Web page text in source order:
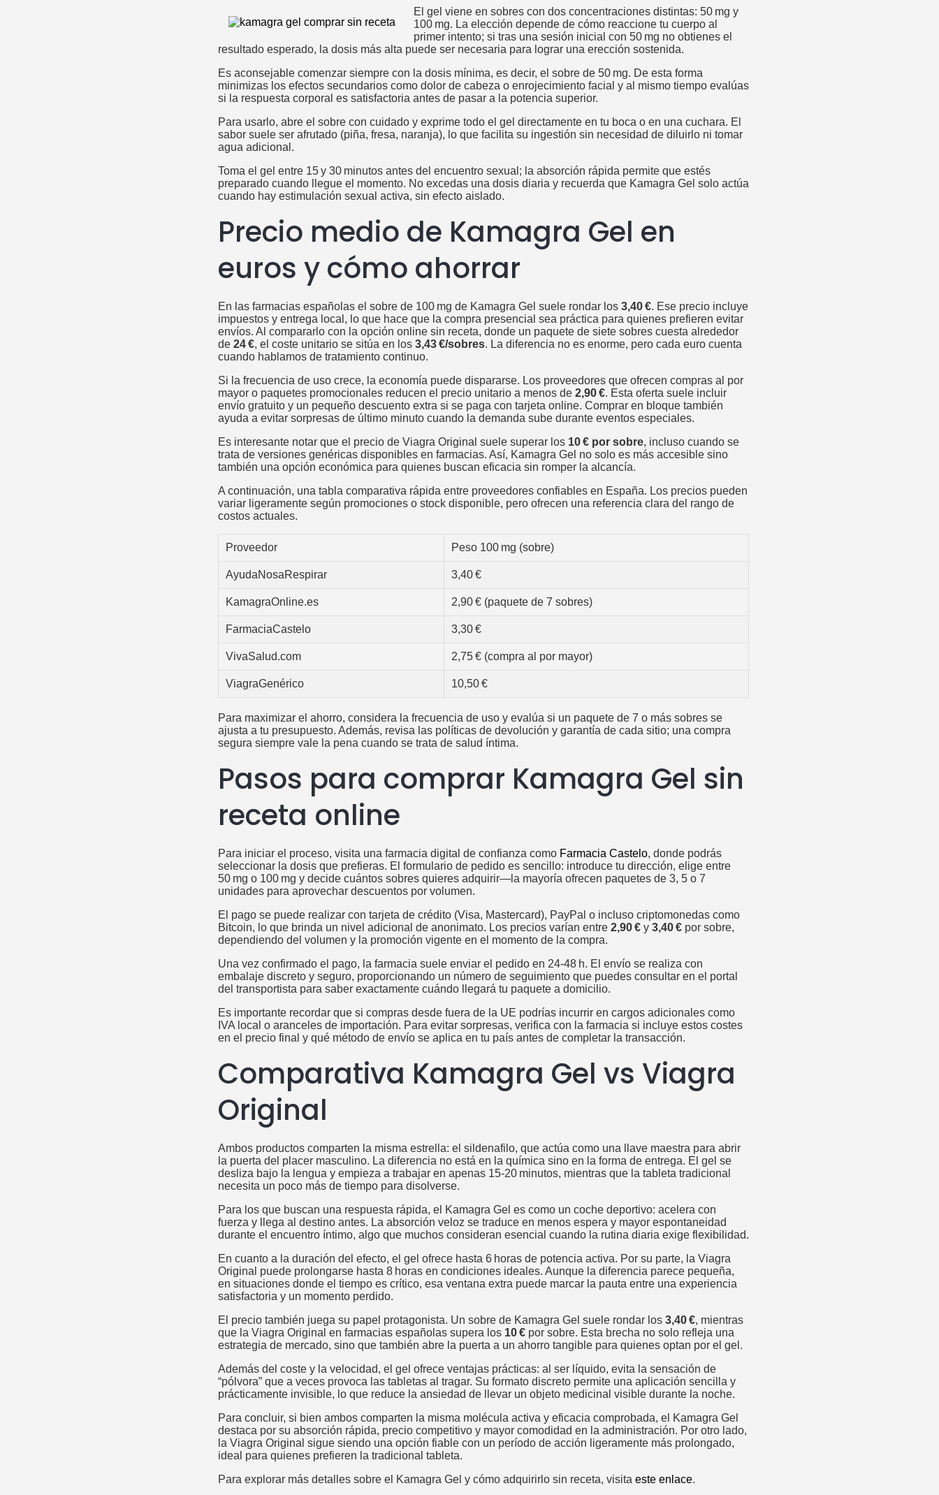
El gel viene en sobres con dos concentraciones distintas: 50 mg y
100 mg. La elección depende de cómo reaccione tu cuerpo al
primer intento; si tras una sesión inicial con 50 mg no obtienes el
resultado esperado, la dosis más alta puede ser necesaria para lograr una erección sostenida.
Es aconsejable comenzar siempre con la dosis mínima, es decir, el sobre de 50 mg. De esta forma
minimizas los efectos secundarios como dolor de cabeza o enrojecimiento facial y al mismo tiempo evalúas
si la respuesta corporal es satisfactoria antes de pasar a la potencia superior.
Para usarlo, abre el sobre con cuidado y exprime todo el gel directamente en tu boca o en una cuchara. El
sabor suele ser afrutado (piña, fresa, naranja), lo que facilita su ingestión sin necesidad de diluirlo ni tomar
agua adicional.
Toma el gel entre 15 y 30 minutos antes del encuentro sexual; la absorción rápida permite que estés
preparado cuando llegue el momento. No excedas una dosis diaria y recuerda que Kamagra Gel solo actúa
cuando hay estimulación sexual activa, sin efecto aislado.
Precio medio de Kamagra Gel en
euros y cómo ahorrar
En las farmacias españolas el sobre de 100 mg de Kamagra Gel suele rondar los 3,40 €. Ese precio incluye
impuestos y entrega local, lo que hace que la compra presencial sea práctica para quienes prefieren evitar
envíos. Al compararlo con la opción online sin receta, donde un paquete de siete sobres cuesta alrededor
de 24 €, el coste unitario se sitúa en los 3,43 €/sobres. La diferencia no es enorme, pero cada euro cuenta
cuando hablamos de tratamiento continuo.
Si la frecuencia de uso crece, la economía puede dispararse. Los proveedores que ofrecen compras al por
mayor o paquetes promocionales reducen el precio unitario a menos de 2,90 €. Esta oferta suele incluir
envío gratuito y un pequeño descuento extra si se paga con tarjeta online. Comprar en bloque también
ayuda a evitar sorpresas de último minuto cuando la demanda sube durante eventos especiales.
Es interesante notar que el precio de Viagra Original suele superar los 10 € por sobre, incluso cuando se
trata de versiones genéricas disponibles en farmacias. Así, Kamagra Gel no solo es más accesible sino
también una opción económica para quienes buscan eficacia sin romper la alcancía.
A continuación, una tabla comparativa rápida entre proveedores confiables en España. Los precios pueden
variar ligeramente según promociones o stock disponible, pero ofrecen una referencia clara del rango de
costos actuales.
Proveedor Peso 100 mg (sobre)
AyudaNosaRespirar 3,40 €
KamagraOnline.es 2,90 € (paquete de 7 sobres)
FarmaciaCastelo 3,30 €
VivaSalud.com 2,75 € (compra al por mayor)
ViagraGenérico 10,50 €
Para maximizar el ahorro, considera la frecuencia de uso y evalúa si un paquete de 7 o más sobres se
ajusta a tu presupuesto. Además, revisa las políticas de devolución y garantía de cada sitio; una compra
segura siempre vale la pena cuando se trata de salud íntima.
Pasos para comprar Kamagra Gel sin
receta online
Para iniciar el proceso, visita una farmacia digital de confianza como Farmacia Castelo, donde podrás
seleccionar la dosis que prefieras. El formulario de pedido es sencillo: introduce tu dirección, elige entre
50 mg o 100 mg y decide cuántos sobres quieres adquirir—la mayoría ofrecen paquetes de 3, 5 o 7
unidades para aprovechar descuentos por volumen.
El pago se puede realizar con tarjeta de crédito (Visa, Mastercard), PayPal o incluso criptomonedas como
Bitcoin, lo que brinda un nivel adicional de anonimato. Los precios varían entre 2,90 € y 3,40 € por sobre,
dependiendo del volumen y la promoción vigente en el momento de la compra.
Una vez confirmado el pago, la farmacia suele enviar el pedido en 24‑48 h. El envío se realiza con
embalaje discreto y seguro, proporcionando un número de seguimiento que puedes consultar en el portal
del transportista para saber exactamente cuándo llegará tu paquete a domicilio.
Es importante recordar que si compras desde fuera de la UE podrías incurrir en cargos adicionales como
IVA local o aranceles de importación. Para evitar sorpresas, verifica con la farmacia si incluye estos costes
en el precio final y qué método de envío se aplica en tu país antes de completar la transacción.
Comparativa Kamagra Gel vs Viagra
Original
Ambos productos comparten la misma estrella: el sildenafilo, que actúa como una llave maestra para abrir
la puerta del placer masculino. La diferencia no está en la química sino en la forma de entrega. El gel se
desliza bajo la lengua y empieza a trabajar en apenas 15‑20 minutos, mientras que la tableta tradicional
necesita un poco más de tiempo para disolverse.
Para los que buscan una respuesta rápida, el Kamagra Gel es como un coche deportivo: acelera con
fuerza y llega al destino antes. La absorción veloz se traduce en menos espera y mayor espontaneidad
durante el encuentro íntimo, algo que muchos consideran esencial cuando la rutina diaria exige flexibilidad.
En cuanto a la duración del efecto, el gel ofrece hasta 6 horas de potencia activa. Por su parte, la Viagra
Original puede prolongarse hasta 8 horas en condiciones ideales. Aunque la diferencia parece pequeña,
en situaciones donde el tiempo es crítico, esa ventana extra puede marcar la pauta entre una experiencia
satisfactoria y un momento perdido.
El precio también juega su papel protagonista. Un sobre de Kamagra Gel suele rondar los 3,40 €, mientras
que la Viagra Original en farmacias españolas supera los 10 € por sobre. Esta brecha no solo refleja una
estrategia de mercado, sino que también abre la puerta a un ahorro tangible para quienes optan por el gel.
Además del coste y la velocidad, el gel ofrece ventajas prácticas: al ser líquido, evita la sensación de
“pólvora” que a veces provoca las tabletas al tragar. Su formato discreto permite una aplicación sencilla y
prácticamente invisible, lo que reduce la ansiedad de llevar un objeto medicinal visible durante la noche.
Para concluir, si bien ambos comparten la misma molécula activa y eficacia comprobada, el Kamagra Gel
destaca por su absorción rápida, precio competitivo y mayor comodidad en la administración. Por otro lado,
la Viagra Original sigue siendo una opción fiable con un período de acción ligeramente más prolongado,
ideal para quienes prefieren la tradicional tableta.
Para explorar más detalles sobre el Kamagra Gel y cómo adquirirlo sin receta, visita este enlace.